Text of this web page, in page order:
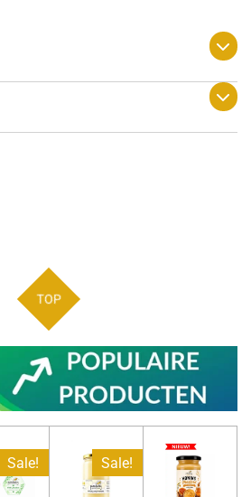
TOP
Sale! Sale!